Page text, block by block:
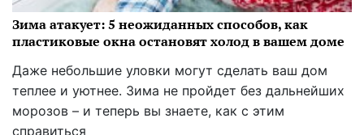
Зима атакует: 5 неожиданных способов, как
пластиковые окна остановят холод в вашем доме
Даже небольшие уловки могут сделать ваш дом
теплее и уютнее. Зима не пройдет без дальнейших
морозов – и теперь вы знаете, как с этим
справиться